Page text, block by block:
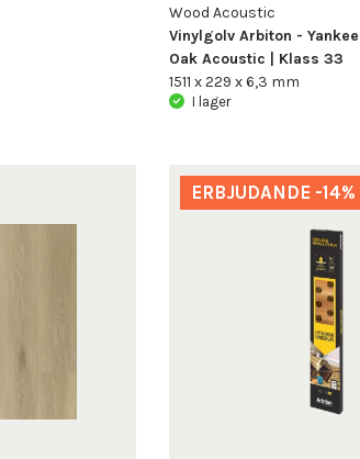
Wood Acoustic
Vinylgolv Arbiton - Yankee
Oak Acoustic | Klass 33
1511 x 229 x 6,3 mm
I lager
ERBJUDANDE -14%